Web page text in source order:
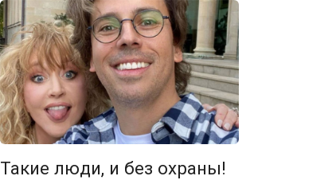
Такие люди, и без охраны!